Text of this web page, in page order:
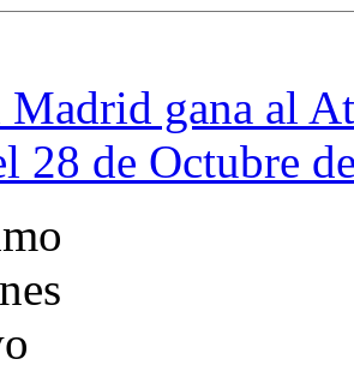
Madrid gana al
28 de Octubre